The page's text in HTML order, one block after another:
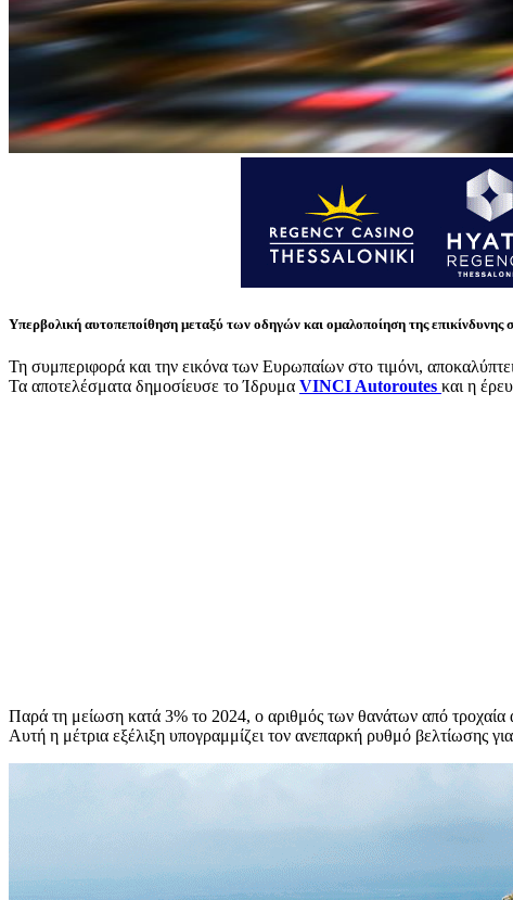
Υπερβολική αυτοπεποίθηση μεταξύ των οδηγών και ομαλοποίηση της
Τη συμπεριφορά και την εικόνα των Ευρωπαίων στο τιμόνι,
Τα αποτελέσματα δημοσίευσε το Ίδρυμα VINCI Autoroutes και η
Παρά τη μείωση κατά 3% το 2024, ο αριθμός των θανάτων από
Αυτή η μέτρια εξέλιξη υπογραμμίζει τον ανεπαρκή ρυθμό βελτίωσης